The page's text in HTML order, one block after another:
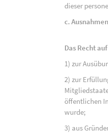
dieser
c. Ausnahmen
Das Recht
1) zur
2) zur
öffentlichen
wurde;
3) aus